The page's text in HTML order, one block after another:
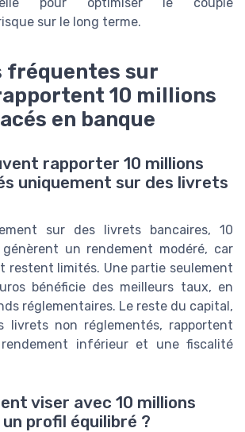
sur le long terme.
fréquentes sur
10 millions
en banque
rapporter 10 millions
uniquement sur des livrets
sur des livrets bancaires, 10
génèrent un rendement modéré, car
restent limités. Une partie seulement
bénéficie des meilleurs taux, en
réglementaires. Le reste du capital,
livrets non réglementés, rapportent
inférieur et une fiscalité
viser avec 10 millions
un profil équilibré ?